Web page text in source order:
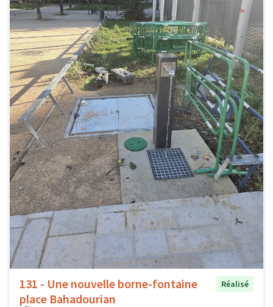
131 - Une nouvelle borne-fontaine
place Bahadourian
Réalisé